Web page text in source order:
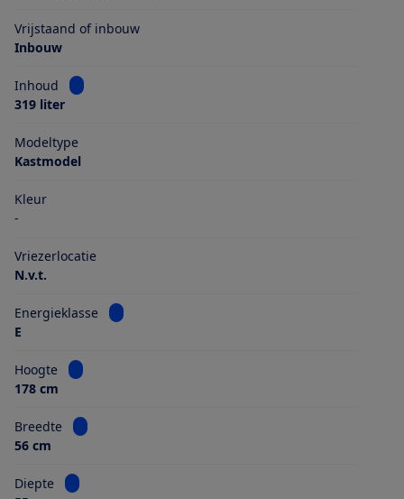
Vrijstaand of inbouw
Inbouw
Inhoud
Bekijk informatie voor Inhoud
319 liter
Modeltype
Kastmodel
Kleur
-
Vriezerlocatie
N.v.t.
Energieklasse
Bekijk informatie voor Energieklasse
E
Hoogte
Bekijk informatie voor Hoogte
178 cm
Breedte
Bekijk informatie voor Breedte
56 cm
Diepte
Bekijk informatie voor Diepte